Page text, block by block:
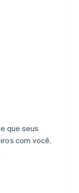
que seus
com você.